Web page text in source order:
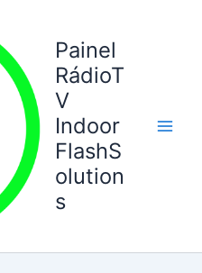
Painel
RádioT
V
Indoor
FlashS
olution
s